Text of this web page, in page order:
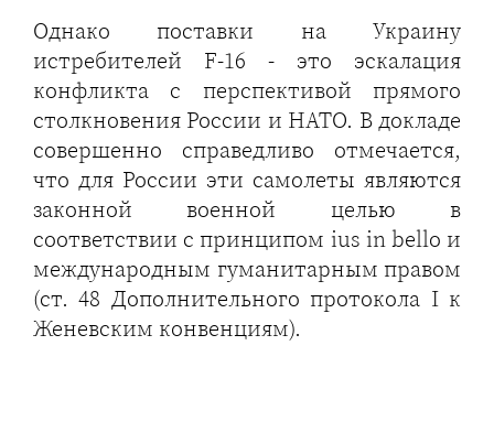
Однако поставки на Украину
истребителей F-16 - это эскалация
конфликта с перспективой прямого
столкновения России и НАТО. В докладе
совершенно справедливо отмечается,
что для России эти самолеты являются
законной военной целью в
соответствии с принципом ius in bello и
международным гуманитарным правом
(ст. 48 Дополнительного протокола I к
Женевским конвенциям).